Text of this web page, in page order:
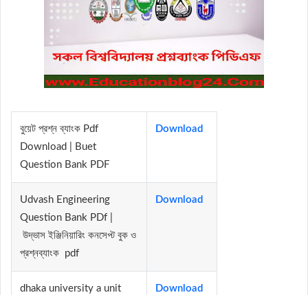
বুয়েট প্রশ্ন ব্যাংক Pdf
Download | Buet
Question Bank PDF
Download
Udvash Engineering
Question Bank PDf |
উদ্ভাস ইঞ্জিনিয়ারিং কনসেপ্ট বুক ও
প্রশ্নব্যাংক pdf
Download
dhaka university a unit
Download